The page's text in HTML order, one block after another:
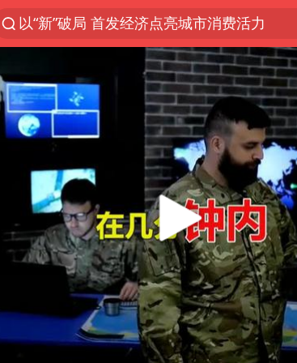
以“新”破局 首发经济点亮城市消费活力
中方回应是否在太平洋海底开采稀土
宇树科技发行价格150.80元/股
泰国一女公务员妆容引争议 本人回应
U17国足1分钟轰2球
外交部发言人就广岛核爆81周年等答记者问
贵州轮胎子公司获美国退税8136万
吉林一“温度计大楼”读数爆表
台风白海豚影响中国已成定局
法国将禁止“未经同意的电话营销”
27岁女子成组织卖淫集团主犯被通缉